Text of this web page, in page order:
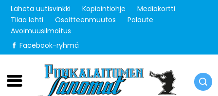
Lähetä uutisvinkki Kopiointiohje
Mediakortti
Tilaa lehti
Osoitteenmuutos
Palaute
Avoimuusilmoitus
Facebook-ryhmä